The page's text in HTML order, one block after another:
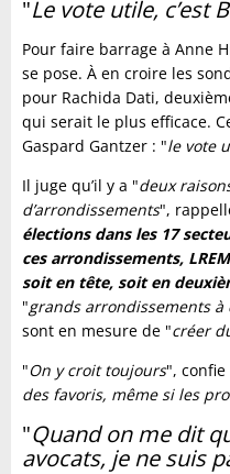
"Le vote utile, c’est
Pour faire barrage à Anne
se pose. À en croire les
pour Rachida Dati,
qui serait le plus efficace.
Gaspard Gantzer : "le vote
Il juge qu’il y a "deux
d’arrondissements",
élections dans les 17
ces arrondissements,
soit en tête, soit en
"grands arrondissements à
sont en mesure de "créer
"On y croit toujours", confie
des favoris, même si les
"Quand on me dit
avocats, je ne suis